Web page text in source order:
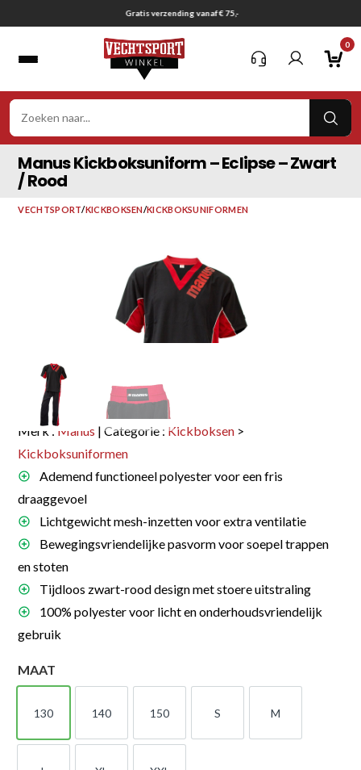
naar
Gratis verzending vanaf € 75,-
0
Manus Kickboksuniform – Eclipse – Zwart
/ Rood
VECHTSPORT/KICKBOKSEN/KICKBOKSUNIFORMEN
Merk :Manus | Categorie : Kickboksen >
Kickboksuniformen
Ademend functioneel polyester voor een fris
draaggevoel
Lichtgewicht mesh-inzetten voor extra ventilatie
Bewegingsvriendelijke pasvorm voor soepel trappen
en stoten
Tijdloos zwart-rood design met stoere uitstraling
100% polyester voor licht en onderhoudsvriendelijk
gebruik
MAAT
130
130
140
140
150
150
S
S
M
M